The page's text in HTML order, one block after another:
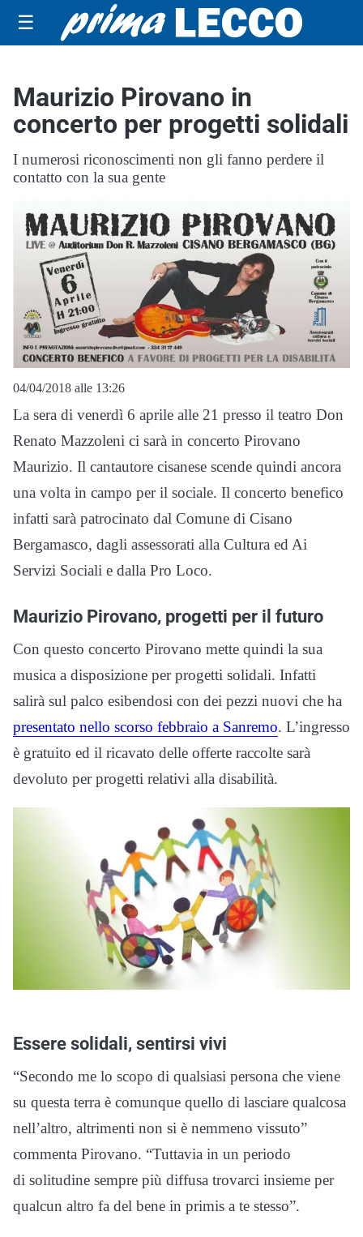
☰
Maurizio Pirovano in
concerto per progetti solidali
I numerosi riconoscimenti non gli fanno perdere il
contatto con la sua gente
04/04/2018 alle 13:26
La sera di venerdì 6 aprile alle 21 presso il teatro Don
Renato Mazzoleni ci sarà in concerto Pirovano
Maurizio. Il cantautore cisanese scende quindi ancora
una volta in campo per il sociale. Il concerto benefico
infatti sarà patrocinato dal Comune di Cisano
Bergamasco, dagli assessorati alla Cultura ed Ai
Servizi Sociali e dalla Pro Loco.
Maurizio Pirovano, progetti per il futuro
Con questo concerto Pirovano mette quindi la sua
musica a disposizione per progetti solidali. Infatti
salirà sul palco esibendosi con dei pezzi nuovi che ha
presentato nello scorso febbraio a Sanremo. L’ingresso
è gratuito ed il ricavato delle offerte raccolte sarà
devoluto per progetti relativi alla disabilità.
Essere solidali, sentirsi vivi
“Secondo me lo scopo di qualsiasi persona che viene
su questa terra è comunque quello di lasciare qualcosa
nell’altro, altrimenti non si è nemmeno vissuto”
commenta Pirovano. “Tuttavia in un periodo
di solitudine sempre più diffusa trovarci insieme per
qualcun altro fa del bene in primis a te stesso”.